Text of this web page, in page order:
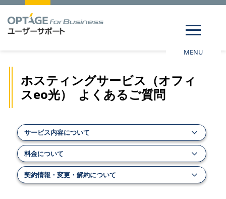
MENU
ホスティングサービス（オフィ
スeo光） よくあるご質問
サービス内容について
料金について
契約情報・変更・解約について